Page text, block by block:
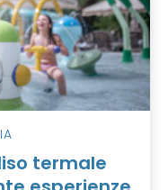
termale